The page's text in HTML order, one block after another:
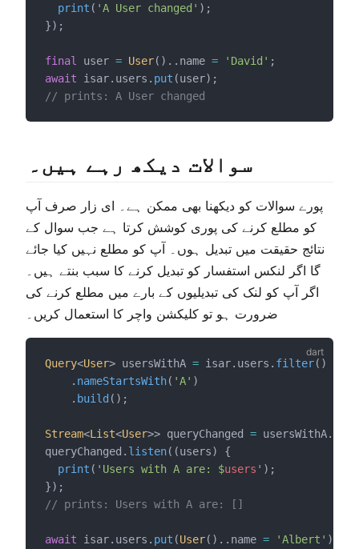
print ( 'A User changed' );
});
final user = User()..name = 'David' ;
await isar.users. put (user);
// prints: A User changed
سوالات دیکھ رہے ہیں۔
پورے سوالات کو دیکھنا بھی ممکن ہے۔ ای زار صرف آپ
کو مطلع کرنے کی پوری کوشش کرتا ہے جب سوال کے
نتائج حقیقت میں تبدیل ہوں۔ آپ کو مطلع نہیں کیا جائے
گا اگر لنکس استفسار کو تبدیل کرنے کا سبب بنتے ہیں۔
اگر آپ کو لنک کی تبدیلیوں کے بارے میں مطلع کرنے کی
ضرورت ہو تو کلیکشن واچر کا استعمال کریں۔
Query<User> usersWithA = isar.users. filter()
    .
nameStartsWith( 'A' )
    .
build ();
Stream<List<User>> queryChanged = usersWithA.
queryChanged. listen((users) {
print ( 'Users with A are: $users ' );
});
// prints: Users with A are: []
await isar.users. put (User()..name = 'Albert' );